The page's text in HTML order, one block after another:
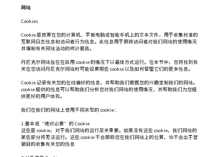
网站
Cookies
Cookie 是放置在您的计算机、平板电脑或智能手机上的文本文件，用于收集标准的
互联网日志信息和访问者行为信息。此信息用于跟踪访问者对我们网站的使用情况
并编制有关网站活动的统计报告。
丹尼克尔网站旨在在启用 cookie 的情况下以最佳方式运行。在本节中，您将找到有
关在您访问丹尼克尔网站时可能设置哪些 cookie 以及如何管理它们的更多信息。
Cookie 记录有关您的在线偏好的信息，并帮助我们根据您的兴趣定制我们的网站。
cookie 提供的信息可以帮助我们分析您对我们网站的使用情况，并帮助我们为您提
供更好的用户体验。
我们在我们的网站上使用不同类型的 cookie：
1.基本或“绝对必要”的 Cookie
这些是 cookie，对于我们网站的运行至关重要。如果没有这些 cookie，我们网站的
某些部分将无法运行。这些 cookie 不会跟踪您在我们网站上的位置，也不会出于营
销目的收集有关您的信息
* 需求类型
* 姓名